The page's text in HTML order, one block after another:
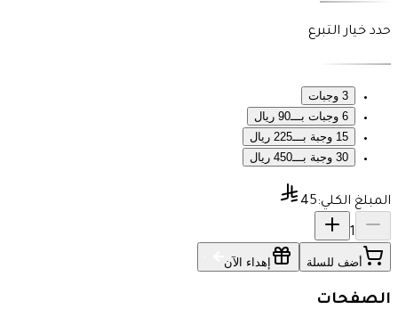
حدد خيار التبرع
3 وجبات
6 وجبات بـــ90 ريال
15 وجبة بـــ225 ريال
30 وجبة بـــ450 ريال
المبلغ الكلي:45
1
أضف للسلة إهداء الآن
الصفحات